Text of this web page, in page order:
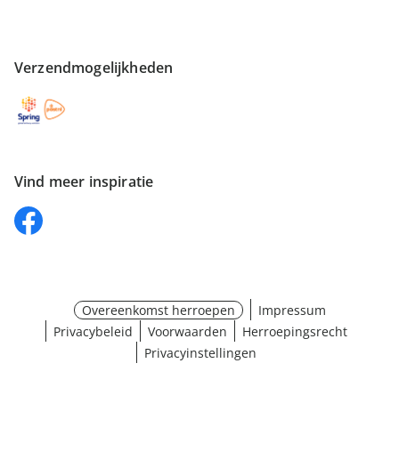
Verzendmogelijkheden
Vind meer inspiratie
Overeenkomst herroepen
Impressum
Privacybeleid
Voorwaarden
Herroepingsrecht
Privacyinstellingen